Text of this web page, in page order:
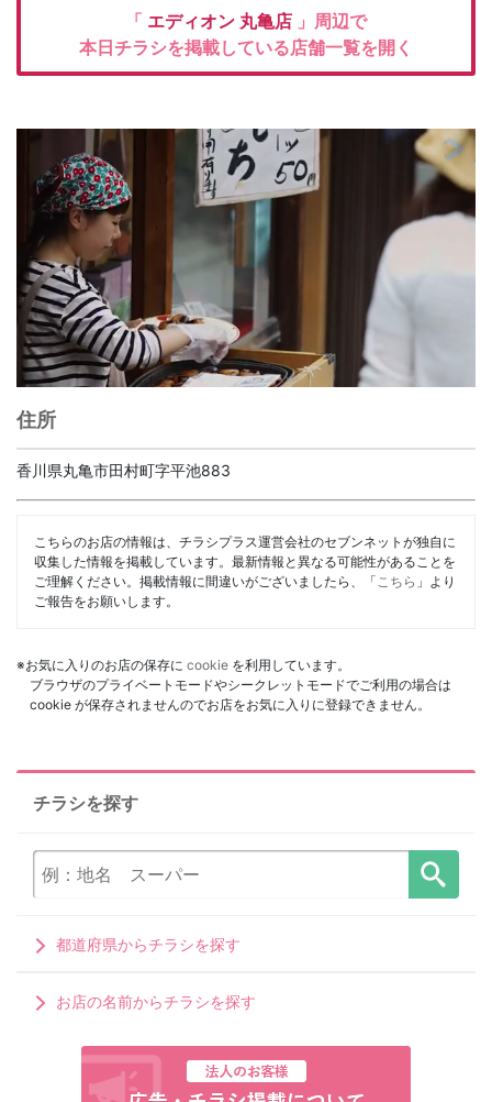
「 エディオン 丸亀店 」周辺で
本日チラシを掲載している店舗一覧を開く
住所
香川県丸亀市田村町字平池883
こちらのお店の情報は、チラシプラス運営会社のセブンネットが独自に
収集した情報を掲載しています。最新情報と異なる可能性があることを
ご理解ください。掲載情報に間違いがございましたら、「 こちら 」より
ご報告をお願いします。
※お気に入りのお店の保存に cookie を利用しています。
ブラウザのプライベートモードやシークレットモードでご利用の場合は
cookie が保存されませんのでお店をお気に入りに登録できません。
チラシを探す
都道府県からチラシを探す
お店の名前からチラシを探す